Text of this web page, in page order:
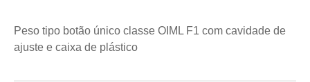
Peso tipo botão único classe OIML F1 com cavidade de
ajuste e caixa de plástico